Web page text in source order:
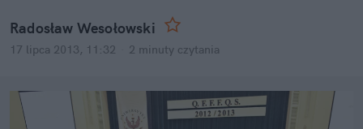
Radosław Wesołowski
17 lipca 2013, 11:32 2 minuty czytania